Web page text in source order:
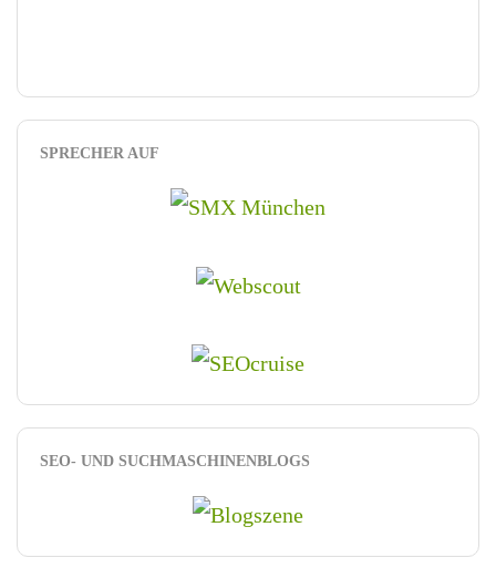
SPRECHER AUF
SEO- UND SUCHMASCHINENBLOGS